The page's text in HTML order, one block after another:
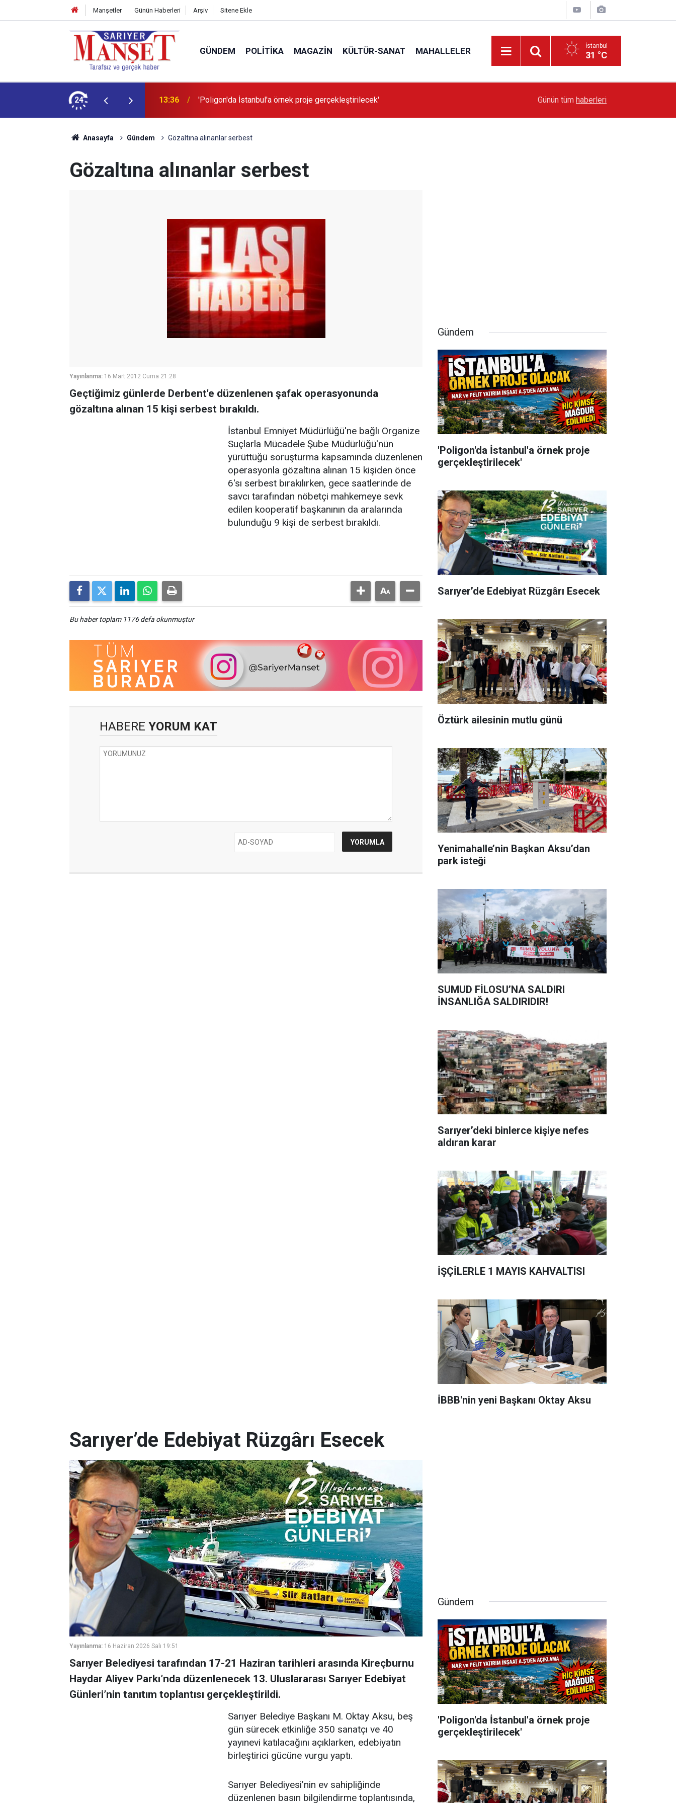
Manşetler Günün Haberleri Arşiv Sitene Ekle
GÜNDEM POLITIKA MAGAZIN KÜLTÜR-SANAT MAHALLELER İstanbul
31 °C
24 13:36 'Poligon'da İstanbul'a örnek proje gerçekleştirilecek' Sarıyer’de Edebiyat Rüzgârı Esecek
Günün tüm haberleri
Anasayfa Gündem Gözaltına alınanlar serbest
Gözaltına alınanlar serbest
Yayınlanma: 16 Mart 2012 Cuma 21:28
Geçtiğimiz günlerde Derbent'e düzenlenen şafak operasyonunda
gözaltına alınan 15 kişi serbest bırakıldı.
İstanbul Emniyet Müdürlüğü'ne bağlı Organize
Suçlarla Mücadele Şube Müdürlüğü'nün
yürüttüğü soruşturma kapsamında düzenlenen
operasyonla gözaltına alınan 15 kişiden önce
6'sı serbest bırakılırken, gece saatlerinde de
savcı tarafından nöbetçi mahkemeye sevk
edilen kooperatif başkanının da aralarında
bulunduğu 9 kişi de serbest bırakıldı.
Bu haber toplam 1176 defa okunmuştur
HABERE YORUM KAT
Gündem
'Poligon'da İstanbul'a örnek proje
gerçekleştirilecek'
Sarıyer’de Edebiyat Rüzgârı Esecek
Öztürk ailesinin mutlu günü
Yenimahalle’nin Başkan Aksu’dan
park isteği
SUMUD FİLOSU’NA SALDIRI
İNSANLIĞA SALDIRIDIR!
Sarıyer’deki binlerce kişiye nefes
aldıran karar
İŞÇİLERLE 1 MAYIS KAHVALTISI
İBBB'nin yeni Başkanı Oktay Aksu
Sarıyer’de Edebiyat Rüzgârı Esecek
Yayınlanma: 16 Haziran 2026 Salı 19:51
Sarıyer Belediyesi tarafından 17-21 Haziran tarihleri arasında Kireçburnu
Haydar Aliyev Parkı’nda düzenlenecek 13. Uluslararası Sarıyer Edebiyat
Günleri’nin tanıtım toplantısı gerçekleştirildi.
Sarıyer Belediye Başkanı M. Oktay Aksu, beş
gün sürecek etkinliğe 350 sanatçı ve 40
yayınevi katılacağını açıklarken, edebiyatın
birleştirici gücüne vurgu yaptı.
Sarıyer Belediyesi’nin ev sahipliğinde
düzenlenen basın bilgilendirme toplantısında,
Gündem
'Poligon'da İstanbul'a örnek proje
gerçekleştirilecek'